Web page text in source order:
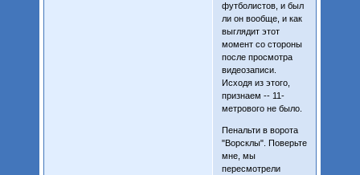
футболистов, и был
ли он вообще, и как
выглядит этот
момент со стороны
после просмотра
видеозаписи.
Исходя из этого,
признаем -- 11-
метрового не было.
Пенальти в ворота
"Ворсклы". Поверьте
мне, мы
пересмотрели